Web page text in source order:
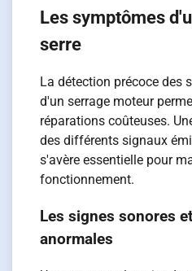
Les symptômes
serre
La détection précoce des
d'un serrage moteur
réparations coûteuses.
des différents signaux
s'avère essentielle pour
fonctionnement.
Les signes sonores
anormales